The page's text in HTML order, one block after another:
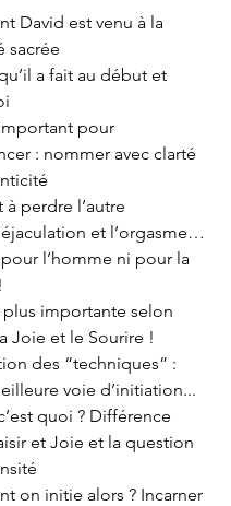
David est venu à la
sacrée
a fait au début et
pour
: nommer avec clarté
à perdre l’autre
et l’orgasme…
l’homme ni pour la
plus importante selon
Joie et le Sourire !
des “techniques” :
voie d’initiation...
quoi ? Différence
et Joie et la question
on initie alors ? Incarner